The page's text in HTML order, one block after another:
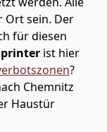
Ort sein. Der
für diesen
ist hier
?
Chemnitz
Haustür